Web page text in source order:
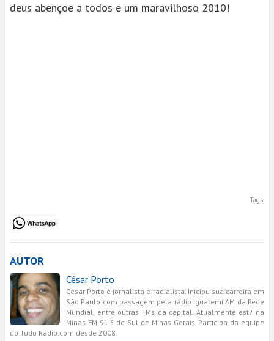
deus abençoe a todos e um maravilhoso 2010!
Tags:
AUTOR
César Porto
César Porto é jornalista e radialista. Iniciou sua carreira em
São Paulo com passagem pela rádio Iguatemi AM da Rede
Mundial, entre outras FMs da capital. Atualmente est? na
Minas FM 91.5 do Sul de Minas Gerais. Participa da equipe
do Tudo Rádio.com desde 2008.